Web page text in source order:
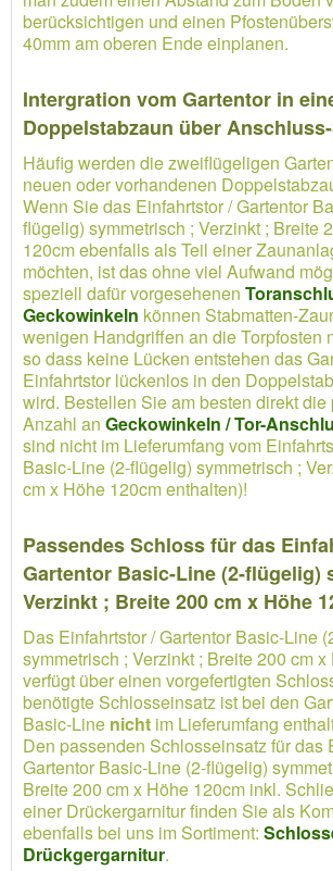
berücksichtigen und einen
40mm am oberen Ende einplanen.
Intergration vom Gartentor in
Doppelstabzaun über
Häufig werden die zweiflügeligen
neuen oder vorhandenen
Wenn Sie das Einfahrtstor / Gartentor
flügelig) symmetrisch ; Verzinkt ; Breite
120cm ebenfalls als Teil einer
möchten, ist das ohne viel Aufwand
speziell dafür vorgesehenen
Geckowinkeln können Stabmatten-
wenigen Handgriffen an die Torpfosten
so dass keine Lücken entstehen das
Einfahrtstor lückenlos in den
wird. Bestellen Sie am besten direkt die
Anzahl an Geckowinkeln / Tor-
sind nicht im Lieferumfang vom
Basic-Line (2-flügelig) symmetrisch ;
cm x Höhe 120cm enthalten)!
Passendes Schloss für das
Gartentor Basic-Line (2-flügelig)
Verzinkt ; Breite 200 cm x Höhe
Das Einfahrtstor / Gartentor Basic-Line
symmetrisch ; Verzinkt ; Breite 200 cm
verfügt über einen vorgefertigten
benötigte Schlosseinsatz ist bei den
Basic-Line nicht im Lieferumfang
Den passenden Schlosseinsatz für das
Gartentor Basic-Line (2-flügelig)
Breite 200 cm x Höhe 120cm inkl.
einer Drückergarnitur finden Sie als
ebenfalls bei uns im Sortiment:
Drückgergarnitur.